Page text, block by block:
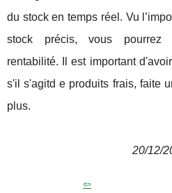
du stock en temps réel. Vu
stock précis, vous pourrez
rentabilité. Il est important
s'il s'agitd e produits frais, faite
plus.
20/12/